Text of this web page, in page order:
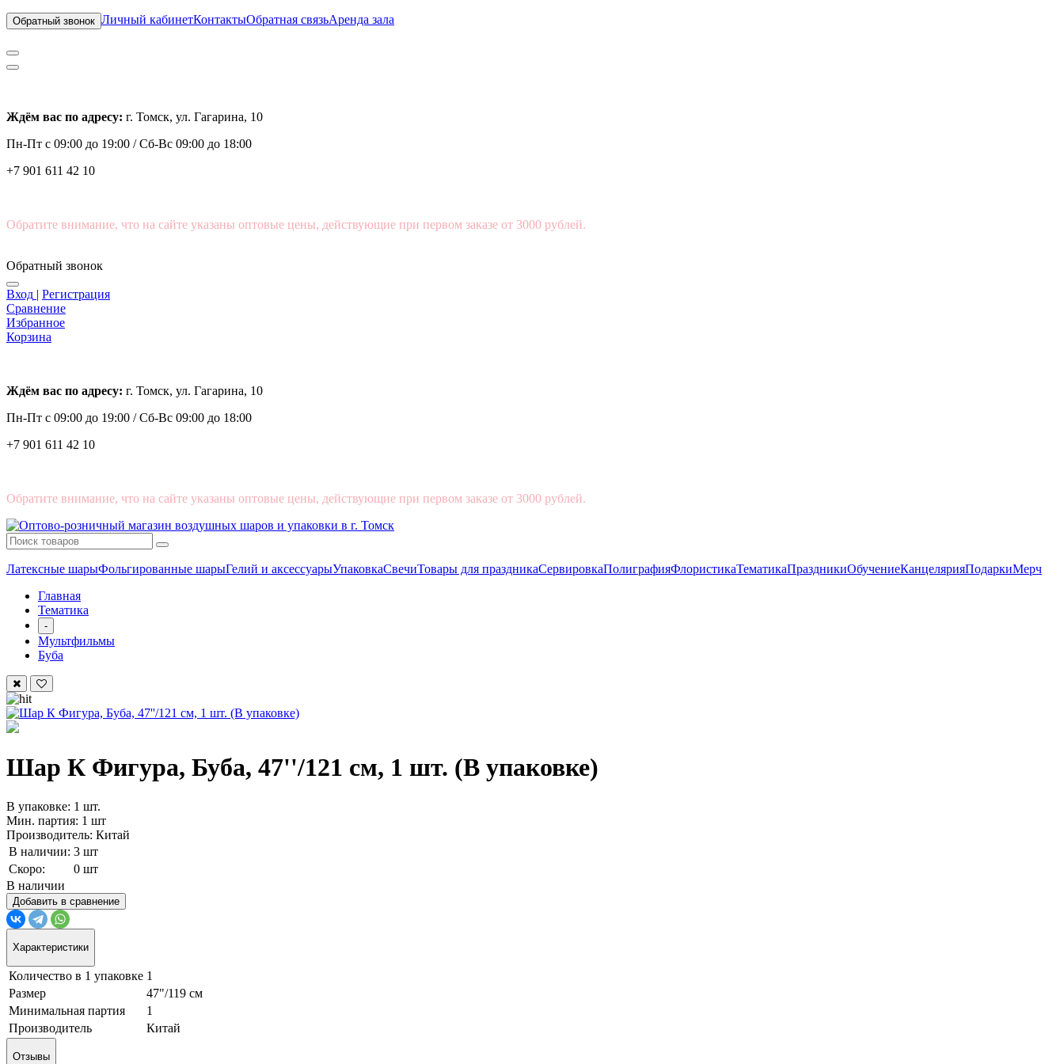
Обратный звонок Личный кабинетКонтактыОбратная связьАренда зала
Ждём вас по адресу: г. Томск, ул. Гагарина, 10
Пн-Пт с 09:00 до 19:00 /Сб-Вс 09:00 до 18:00
+7 901 611 42 10
Обратите внимание, что на сайте указаны оптовые цены, действующие при первом заказе от 3000 рублей.
Обратный звонок
Вход | Регистрация
Сравнение
Избранное
Корзина
Ждём вас по адресу: г. Томск, ул. Гагарина, 10
Пн-Пт с 09:00 до 19:00 /Сб-Вс 09:00 до 18:00
+7 901 611 42 10
Обратите внимание, что на сайте указаны оптовые цены, действующие при первом заказе от 3000 рублей.
Латексные шарыФольгированные шарыГелий и аксессуарыУпаковкаСвечиТовары для праздникаСервировкаПолиграфияФлористикаТематикаПраздникиОбучениеКанцелярияПодаркиМерч
Главная
Тематика
-
Мультфильмы
Буба
Шар К Фигура, Буба, 47''/121 см, 1 шт. (В упаковке)
В упаковке: 1 шт.
Мин. партия: 1 шт
Производитель: Китай
В наличии: 3 шт
Скоро:
0 шт
В наличии
Добавить в сравнение
Характеристики
Количество в 1 упаковке 1
Размер
47"/119 см
Минимальная партия
1
Производитель
Китай
Отзывы